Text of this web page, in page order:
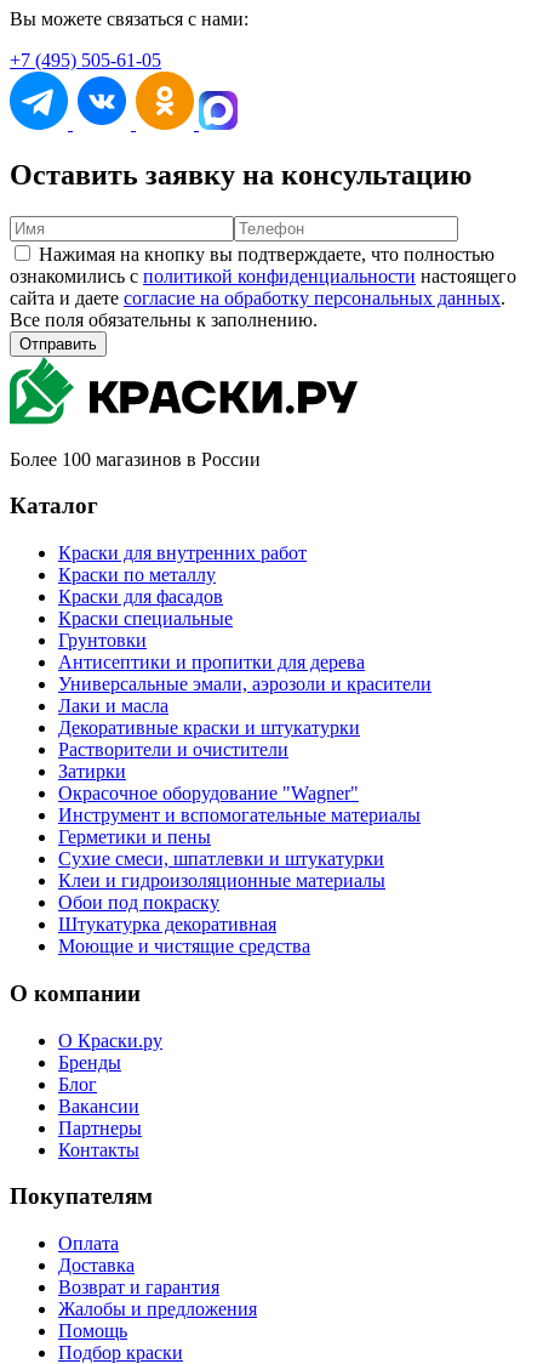
Вы можете связаться с нами:
+7 (495) 505-61-05
Оставить заявку на консультацию
Нажимая на кнопку вы подтверждаете, что полностью
ознакомились с политикой конфиденциальности настоящего
сайта и даете согласие на обработку персональных данных.
Все поля обязательны к заполнению.
Отправить
Более 100 магазинов в России
Каталог
Краски для внутренних работ
Краски по металлу
Краски для фасадов
Краски специальные
Грунтовки
Антисептики и пропитки для дерева
Универсальные эмали, аэрозоли и красители
Лаки и масла
Декоративные краски и штукатурки
Растворители и очистители
Затирки
Окрасочное оборудование "Wagner"
Инструмент и вспомогательные материалы
Герметики и пены
Сухие смеси, шпатлевки и штукатурки
Клеи и гидроизоляционные материалы
Обои под покраску
Штукатурка декоративная
Моющие и чистящие средства
О компании
О Краски.ру
Бренды
Блог
Вакансии
Партнеры
Контакты
Покупателям
Оплата
Доставка
Возврат и гарантия
Жалобы и предложения
Помощь
Подбор краски